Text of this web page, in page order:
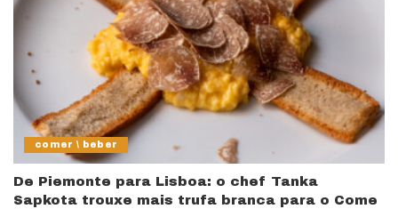
comer \ beber
De Piemonte para Lisboa: o chef Tanka
Sapkota trouxe mais trufa branca para o Come